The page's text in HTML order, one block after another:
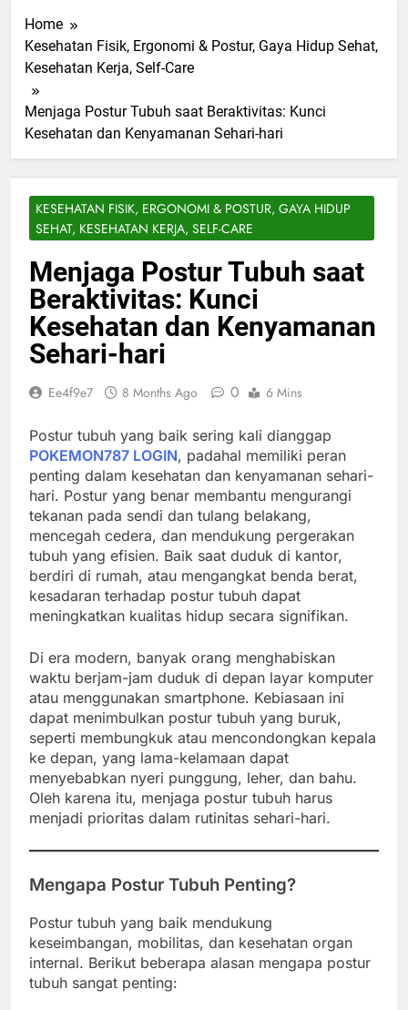
Home
Kesehatan Fisik, Ergonomi & Postur, Gaya Hidup Sehat,
Kesehatan Kerja, Self-Care
Menjaga Postur Tubuh saat Beraktivitas: Kunci
Kesehatan dan Kenyamanan Sehari-hari
KESEHATAN FISIK, ERGONOMI & POSTUR, GAYA HIDUP
SEHAT, KESEHATAN KERJA, SELF-CARE
Menjaga Postur Tubuh saat
Beraktivitas: Kunci
Kesehatan dan Kenyamanan
Sehari-hari
Ee4f9e7 8 Months Ago 0 6 Mins
Postur tubuh yang baik sering kali dianggap
POKEMON787 LOGIN, padahal memiliki peran
penting dalam kesehatan dan kenyamanan sehari-
hari. Postur yang benar membantu mengurangi
tekanan pada sendi dan tulang belakang,
mencegah cedera, dan mendukung pergerakan
tubuh yang efisien. Baik saat duduk di kantor,
berdiri di rumah, atau mengangkat benda berat,
kesadaran terhadap postur tubuh dapat
meningkatkan kualitas hidup secara signifikan.
Di era modern, banyak orang menghabiskan
waktu berjam-jam duduk di depan layar komputer
atau menggunakan smartphone. Kebiasaan ini
dapat menimbulkan postur tubuh yang buruk,
seperti membungkuk atau mencondongkan kepala
ke depan, yang lama-kelamaan dapat
menyebabkan nyeri punggung, leher, dan bahu.
Oleh karena itu, menjaga postur tubuh harus
menjadi prioritas dalam rutinitas sehari-hari.
Mengapa Postur Tubuh Penting?
Postur tubuh yang baik mendukung
keseimbangan, mobilitas, dan kesehatan organ
internal. Berikut beberapa alasan mengapa postur
tubuh sangat penting: